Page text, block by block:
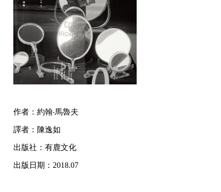
作者：約翰‧馬魯夫
譯者：陳逸如
出版社：有鹿文化
出版日期：2018.07